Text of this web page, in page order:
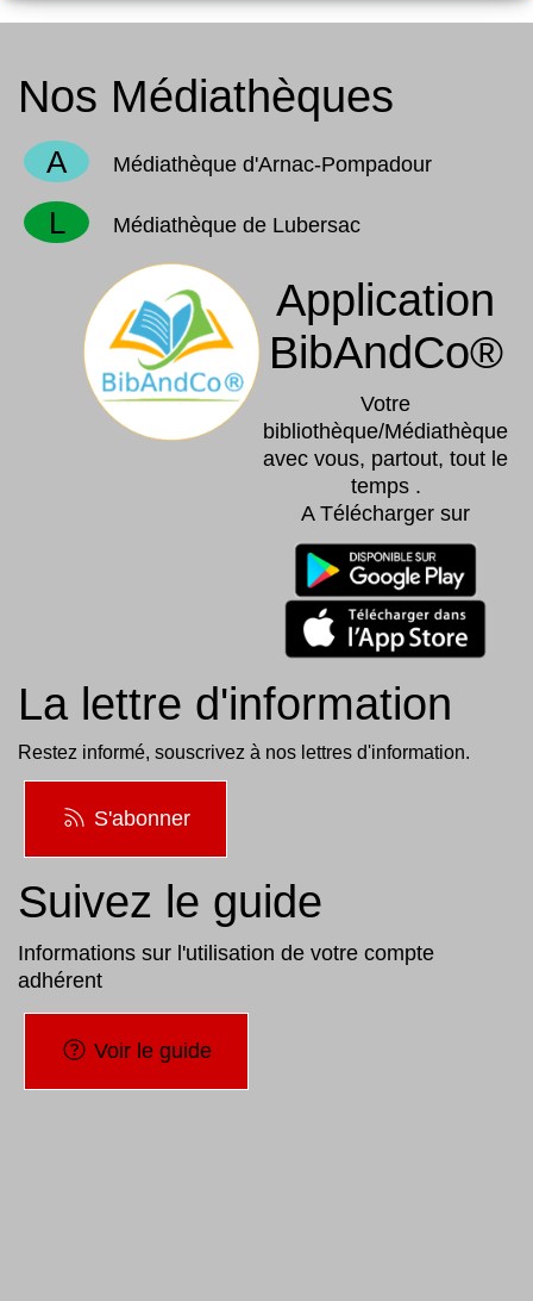
Nos Médiathèques
A Médiathèque d'Arnac-Pompadour
L Médiathèque de Lubersac
Application
BibAndCo®
Votre
bibliothèque/Médiathèque
avec vous, partout, tout le
temps .
A Télécharger sur
La lettre d'information
Restez informé, souscrivez à nos lettres d'information.
S'abonner
Suivez le guide
Informations sur l'utilisation de votre compte
adhérent
Voir le guide